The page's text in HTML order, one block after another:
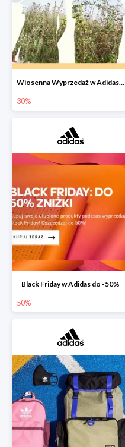
Wiosenna Wyprzedaż w Adidas -30% na wybrane produkty
30%
Black Friday w Adidas do -50%
50%